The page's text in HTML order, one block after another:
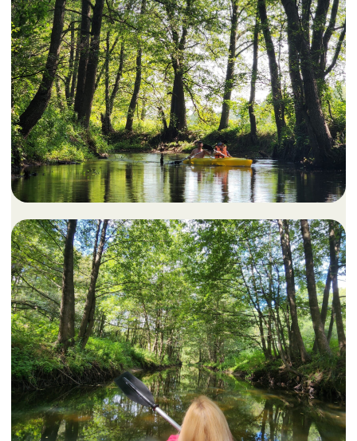
Услуги частным лицам
Услуги для компаний
Корпоративы и тимбилдинг
Сертификаты
Дни рождения
Сплавы на байдарках
☎ +375 29 114-52-20
☎ +375 25 655-54-05
Получить консультацию